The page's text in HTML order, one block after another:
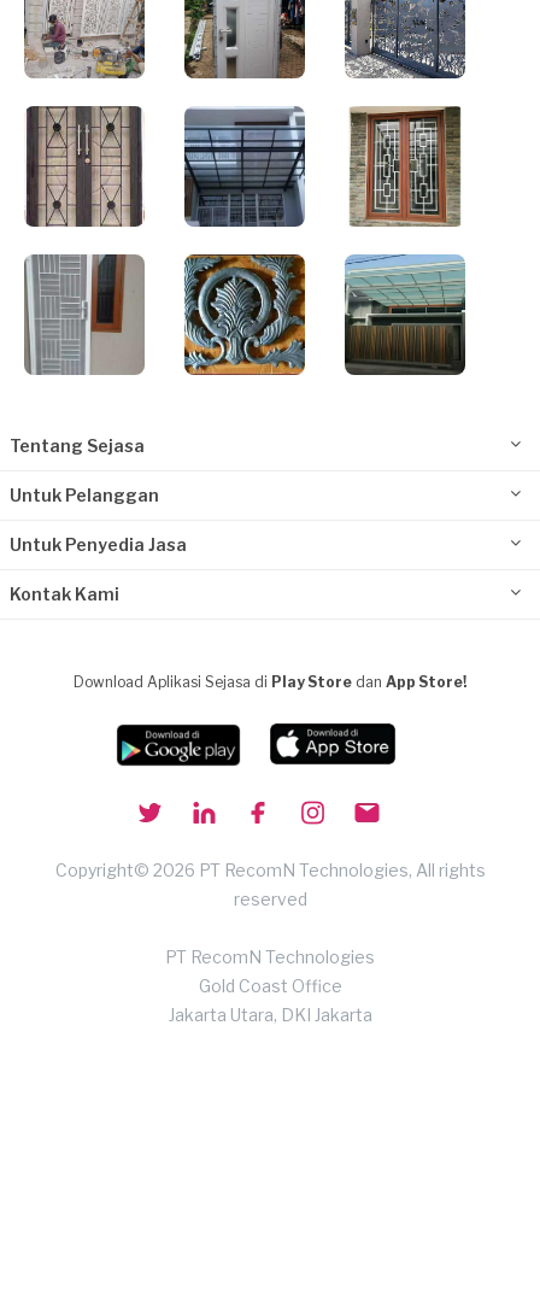
Tentang Sejasa
Untuk Pelanggan
Untuk Penyedia Jasa
Kontak Kami
Download Aplikasi Sejasa di Play Store dan App Store!
Copyright© 2026 PT RecomN Technologies, All rights
reserved
PT RecomN Technologies
Gold Coast Office
Jakarta Utara, DKI Jakarta